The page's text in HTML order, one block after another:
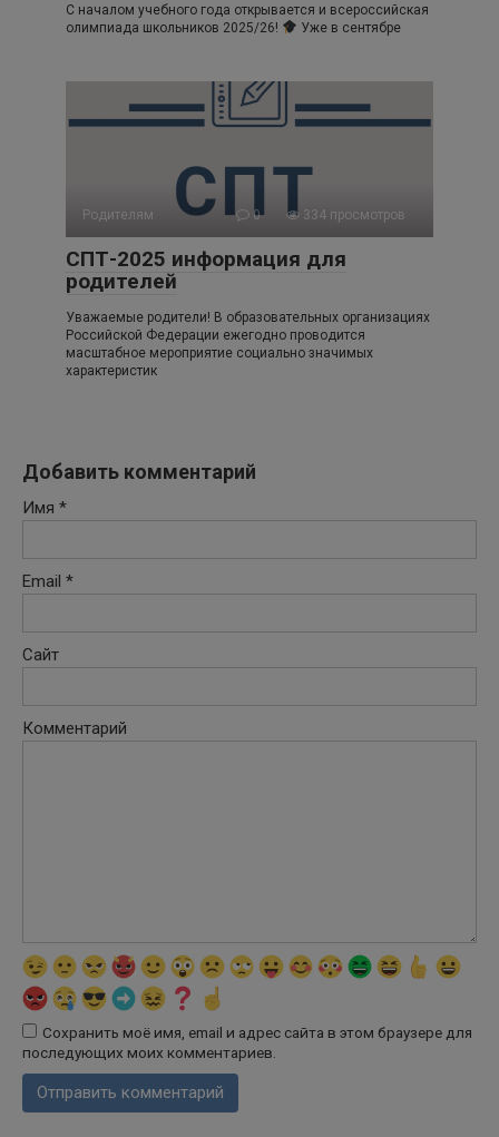
С началом учебного года открывается и всероссийская
олимпиада школьников 2025/26!
Уже в сентябре
Родителям 0 334 просмотров
СПТ-2025 информация для
родителей
Уважаемые родители! В образовательных организациях
Российской Федерации ежегодно проводится
масштабное мероприятие социально значимых
характеристик
Добавить комментарий
Имя *
Email *
Сайт
Комментарий
Сохранить моё имя, email и адрес сайта в этом браузере для
последующих моих комментариев.